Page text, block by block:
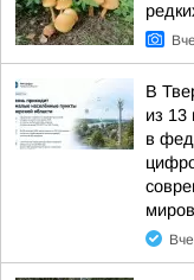
В
из 13
в